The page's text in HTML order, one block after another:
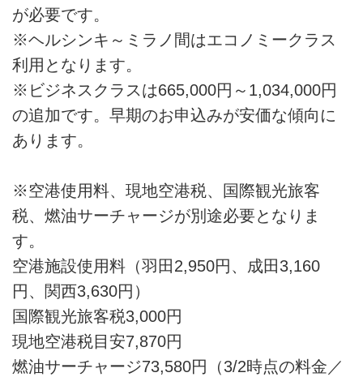
が必要です。
※ヘルシンキ～ミラノ間はエコノミークラス
利用となります。
※ビジネスクラスは665,000円～1,034,000円
の追加です。早期のお申込みが安価な傾向に
あります。
※空港使用料、現地空港税、国際観光旅客
税、燃油サーチャージが別途必要となりま
す。
空港施設使用料（羽田2,950円、成田3,160
円、関西3,630円）
国際観光旅客税3,000円
現地空港税目安7,870円
燃油サーチャージ73,580円（3/2時点の料金／